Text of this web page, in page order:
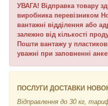
УВАГА! Відправка товару
виробника перевізником
вантажні відділення або
залежно від кількості
Пошти вантажу у
уважні при заповненні
ПОСЛУГИ ДОСТАВКИ
Відправлення до 30 кг,